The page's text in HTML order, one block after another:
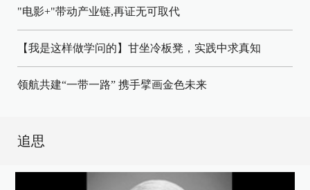
"电影+"带动产业链,再证无可取代
【我是这样做学问的】甘坐冷板凳，实践中求真知
领航共建“一带一路” 携手擘画金色未来
追思